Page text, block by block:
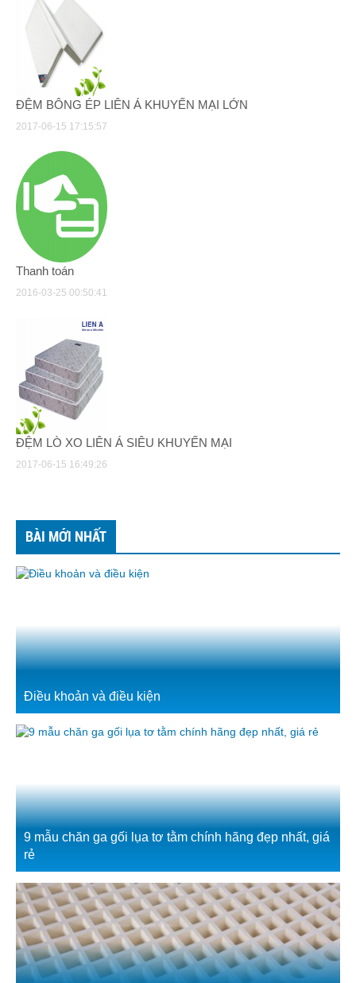
ĐỆM BÔNG ÉP LIÊN Á KHUYẾN MẠI LỚN
2017-06-15 17:15:57
Thanh toán
2016-03-25 00:50:41
ĐỆM LÒ XO LIÊN Á SIÊU KHUYẾN MẠI
2017-06-15 16:49:26
BÀI MỚI NHẤT
Điều khoản và điều kiện
9 mẫu chăn ga gối lụa tơ tằm chính hãng đẹp nhất, giá
rẻ